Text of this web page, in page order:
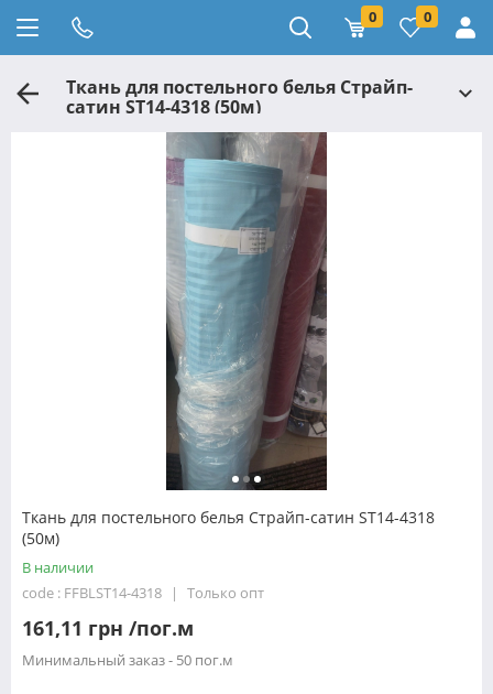
0 0
Ткань для постельного белья Страйп-
сатин ST14-4318 (50м)
Ткань для постельного белья Страйп-сатин ST14-4318
(50м)
В наличии
code : FFBLST14-4318
Только опт
161,11 грн /пог.м
Минимальный заказ - 50 пог.м